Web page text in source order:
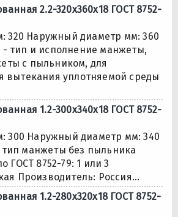
2.2-320х360х18 ГОСТ 8752-
320 Наружный диаметр мм: 360
- тип и исполнение манжеты,
с пыльником, для
вытекания уплотняемой среды
1.2-300х340х18 ГОСТ 8752-
300 Наружный диаметр мм: 340
тип манжеты без пыльника
ГОСТ 8752-79: 1 или 3
Производитель: Россия...
1.2-280х320х18 ГОСТ 8752-